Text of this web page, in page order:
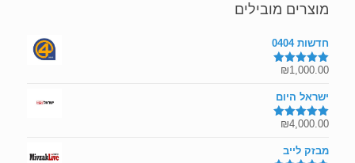
מוצרים מובילים
חדשות 0404
דורג5.00
₪1,000.00
ישראל היום
דורג5.00
₪4,000.00
מבזק לייב